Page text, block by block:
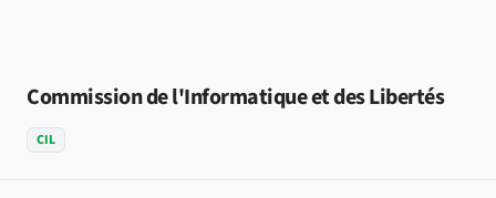
Commission de l'Informatique et des Libertés
CIL